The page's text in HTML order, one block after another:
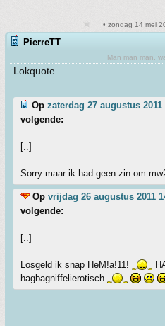
• zondag 14 mei
PierreTT
Man man man,
Lokquote
Op zaterdag 27 augustus 2011
volgende:
[..]
Sorry maar ik had geen zin om
Op vrijdag 26 augustus 2011
volgende:
[..]
Losgeld ik snap HeM!a!11!
hagbagniffelierotisch